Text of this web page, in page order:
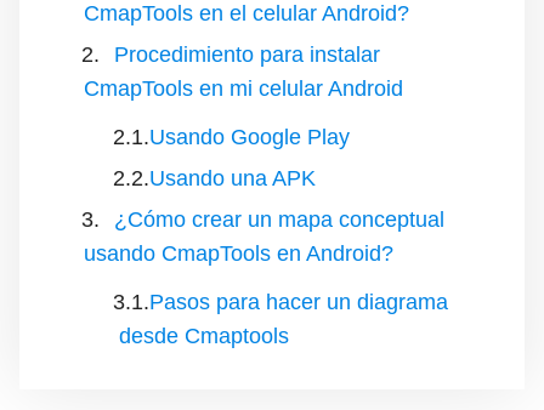
CmapTools en el celular Android?
Procedimiento para instalar
CmapTools en mi celular Android
Usando Google Play
Usando una APK
¿Cómo crear un mapa conceptual
usando CmapTools en Android?
Pasos para hacer un diagrama
desde Cmaptools